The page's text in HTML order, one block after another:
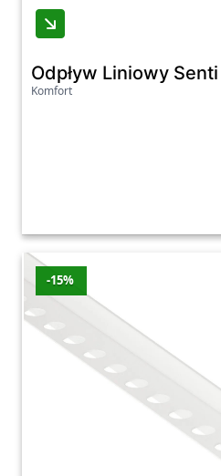
Odpływ Liniowy
Komfort
-15%